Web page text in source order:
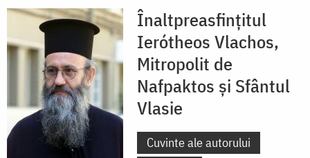
Înaltpreasfințitul
Ierótheos Vlachos,
Mitropolit de
Nafpaktos și Sfântul
Vlasie
Cuvinte ale autorului